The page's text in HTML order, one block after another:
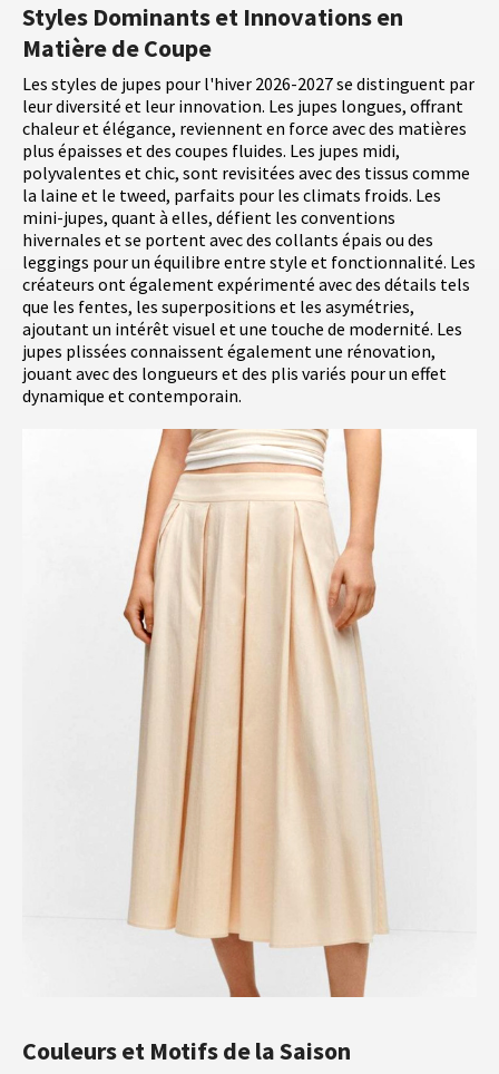
Styles Dominants et Innovations en
Matière de Coupe
Les styles de jupes pour l'hiver 2026-2027 se distinguent par
leur diversité et leur innovation. Les jupes longues, offrant
chaleur et élégance, reviennent en force avec des matières
plus épaisses et des coupes fluides. Les jupes midi,
polyvalentes et chic, sont revisitées avec des tissus comme
la laine et le tweed, parfaits pour les climats froids. Les
mini-jupes, quant à elles, défient les conventions
hivernales et se portent avec des collants épais ou des
leggings pour un équilibre entre style et fonctionnalité. Les
créateurs ont également expérimenté avec des détails tels
que les fentes, les superpositions et les asymétries,
ajoutant un intérêt visuel et une touche de modernité. Les
jupes plissées connaissent également une rénovation,
jouant avec des longueurs et des plis variés pour un effet
dynamique et contemporain.
Couleurs et Motifs de la Saison